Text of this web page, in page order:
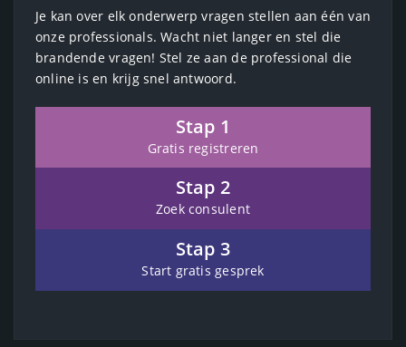
Je kan over elk onderwerp vragen stellen aan één van
onze professionals. Wacht niet langer en stel die
brandende vragen! Stel ze aan de professional die
online is en krijg snel antwoord.
Stap 1
Gratis registreren
Stap 2
Zoek consulent
Stap 3
Start gratis gesprek